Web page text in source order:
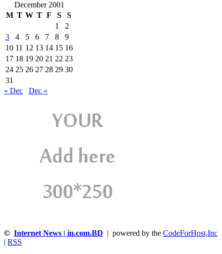
December 2001
M T W T F S
S
1
2
3
4 5 6 7 8
9
10 11 12 13 14 15 16
17 18 19 20 21 22 23
24 25 26 27 28 29 30
31
« Dec
Dec »
© Internet News | in.com.BD | powered by the CodeForHost,Inc
RSS